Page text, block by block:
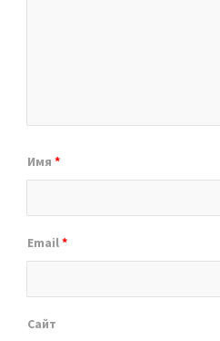
Имя *
Email*
Сайт